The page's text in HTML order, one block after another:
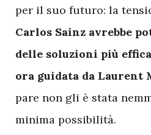
per il suo futuro: la
Carlos Sainz avrebbe
delle soluzioni più
ora guidata da Laurent
pare non gli è stata
minima possibilità.